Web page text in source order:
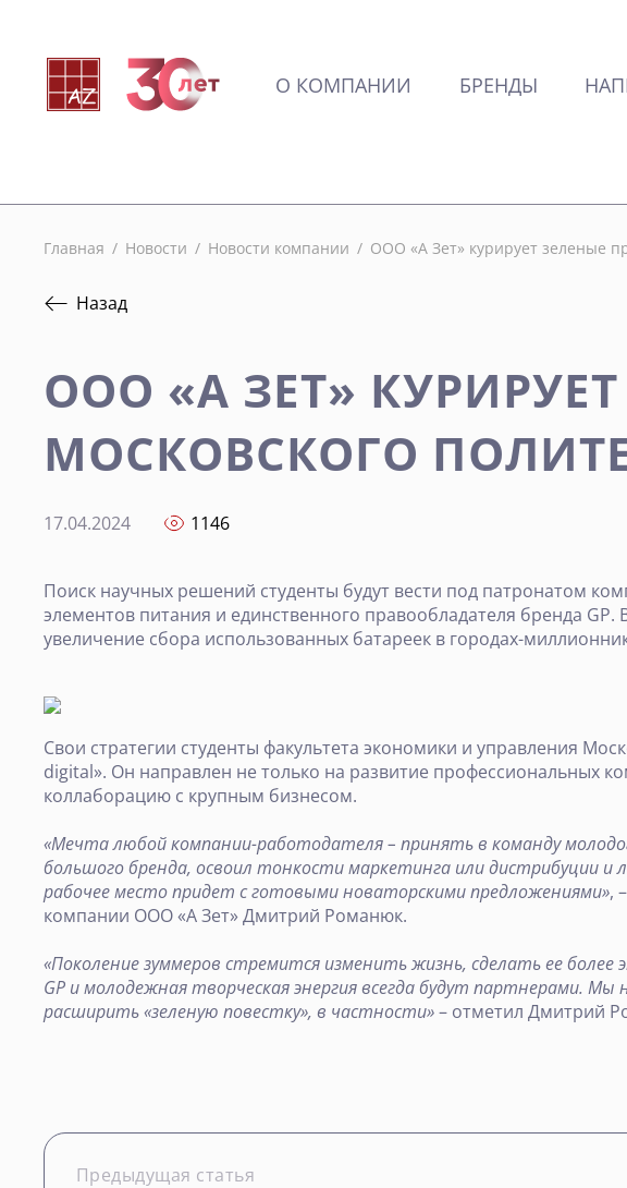
О КОМПАНИИ БРЕНДЫ
Главная / Новости / Новости компании / ООО «А Зет» курирует зеленые
Назад
ООО «А ЗЕТ»
МОСКОВСКОГО
17.04.2024 1146
Поиск научных решений студенты будут вести под патронатом
элементов питания и единственного правообладателя бренда
увеличение сбора использованных батареек в городах-
Свои стратегии студенты факультета экономики и управления
digital». Он направлен не только на развитие профессиональных
коллаборацию с крупным бизнесом.
«Мечта любой компании-работодателя – принять в команду
большого бренда, освоил тонкости маркетинга или дистрибуции и
рабочее место придет с готовыми новаторскими предложениями»,
компании ООО «А Зет» Дмитрий Романюк.
«Поколение зуммеров стремится изменить жизнь, сделать ее
GP и молодежная творческая энергия всегда будут партнерами.
расширить «зеленую повестку», в частности»– отметил Дмитрий
Предыдущая статья